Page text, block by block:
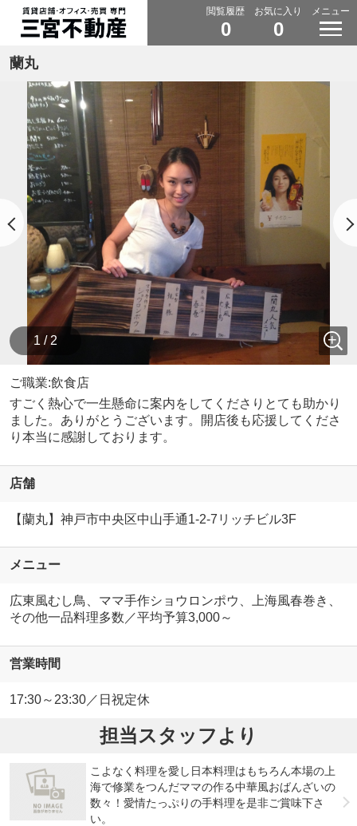
閲覧履歴
0
お気に入り
0
メニュー
蘭丸
1 / 2
ご職業:飲食店
すごく熱心で一生懸命に案内をしてくださりとても助かり
ました。ありがとうございます。開店後も応援してくださ
り本当に感謝しております。
店舗
【蘭丸】神戸市中央区中山手通1-2-7リッチビル3F
メニュー
広東風むし鳥、ママ手作ショウロンポウ、上海風春巻き、
その他一品料理多数／平均予算3,000～
営業時間
17:30～23:30／日祝定休
担当スタッフより
こよなく料理を愛し日本料理はもちろん本場の上
海で修業をつんだママの作る中華風おばんざいの
数々！愛情たっぷりの手料理を是非ご賞味下さ
い。